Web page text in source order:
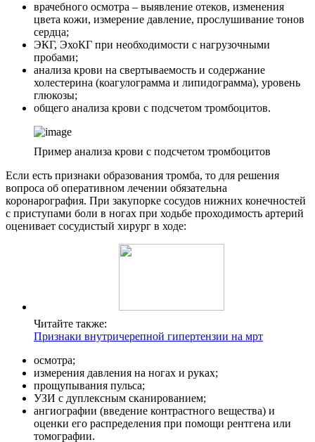
врачебного осмотра – выявление отеков, изменения
цвета кожи, измерение давление, прослушивание тонов
сердца;
ЭКГ, ЭхоКГ при необходимости с нагрузочными
пробами;
анализа крови на свертываемость и содержание
холестерина (коагулограмма и липидограмма), уровень
глюкозы;
общего анализа крови с подсчетом тромбоцитов.
Пример анализа крови с подсчетом тромбоцитов
Если есть признаки образования тромба, то для решения
вопроса об оперативном лечении обязательна
коронарография. При закупорке сосудов нижних конечностей
с приступами боли в ногах при ходьбе проходимость артерий
оценивает сосудистый хирург в ходе:
Читайте также:
Признаки внутричерепной гипертензии на мрт
осмотра;
измерения давления на ногах и руках;
прощупывания пульса;
УЗИ с дуплексным сканированием;
ангиографии (введение контрастного вещества) и
оценки его распределения при помощи рентгена или
томографии.